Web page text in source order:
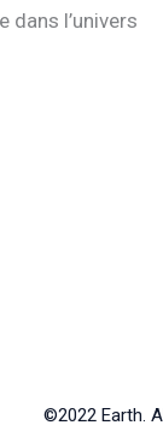
l’univers
©2022 Earth.